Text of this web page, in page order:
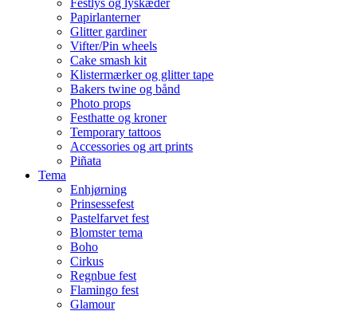
Festlys og lyskæder
Papirlanterner
Glitter gardiner
Vifter/Pin wheels
Cake smash kit
Klistermærker og glitter tape
Bakers twine og bånd
Photo props
Festhatte og kroner
Temporary tattoos
Accessories og art prints
Piñata
Tema
Enhjørning
Prinsessefest
Pastelfarvet fest
Blomster tema
Boho
Cirkus
Regnbue fest
Flamingo fest
Glamour